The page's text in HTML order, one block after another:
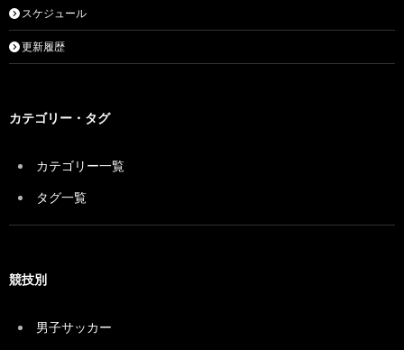
スケジュール
更新履歴
カテゴリー・タグ
カテゴリー一覧
タグ一覧
競技別
男子サッカー